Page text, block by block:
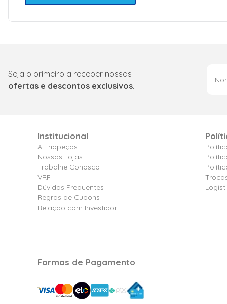
Seja o primeiro a receber nossas
ofertas e descontos exclusivos.
Institucional
A Friopeças
Nossas Lojas
Trabalhe Conosco
VRF
Dúvidas Frequentes
Regras de Cupons
Relação com Investidor
Formas de Pagamento